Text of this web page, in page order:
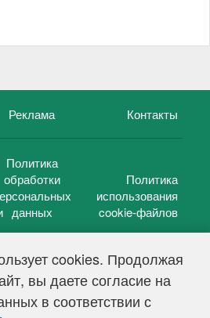
cookies. Продолжая
вы даете согласие на
в соответствии с
Реклама Контакты
Политика
обработки
данных
Политика
использования
cookie-файлов
— 2026 г.
СМИ Эл № ФС 77-39848, выдано